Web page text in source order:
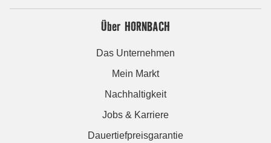
Über HORNBACH
Das Unternehmen
Mein Markt
Nachhaltigkeit
Jobs & Karriere
Dauertiefpreisgarantie